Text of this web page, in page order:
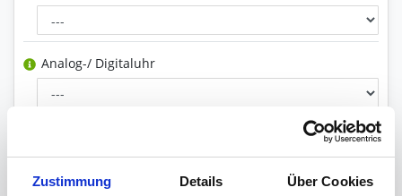
Zustimmung Details Über Cookies
Analog-/ Digitaluhr